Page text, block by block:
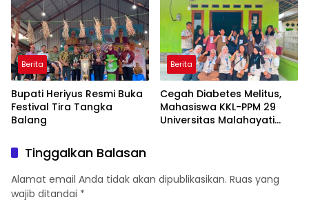
Berita
Bupati Heriyus Resmi Buka
Festival Tira Tangka
Balang
Berita
Cegah Diabetes Melitus,
Mahasiswa KKL-PPM 29
Universitas Malahayati
Kelurahan Banjarsari
Tinggalkan Balasan
Alamat email Anda tidak akan dipublikasikan. Ruas yang
wajib ditandai *